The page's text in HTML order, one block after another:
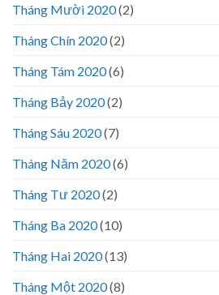
Tháng Mười 2020(2)
Tháng Chín 2020(2)
Tháng Tám 2020(6)
Tháng Bảy 2020(2)
Tháng Sáu 2020(7)
Tháng Năm 2020(6)
Tháng Tư 2020(2)
Tháng Ba 2020(10)
Tháng Hai 2020(13)
Tháng Một 2020(8)